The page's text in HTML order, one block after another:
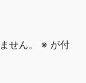
せん。
※が付